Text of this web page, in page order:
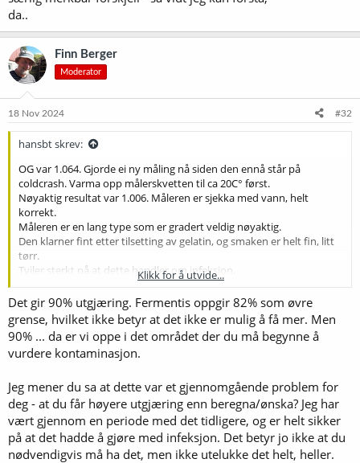
da..
Finn Berger
Moderator
18 Nov 2024 #32
hansbt skrev:
OG var 1.064. Gjorde ei ny måling nå siden den ennå står på
coldcrash. Varma opp målerskvetten til ca 20C° først.
Nøyaktig resultat var 1.006. Måleren er sjekka med vann, helt
korrekt.
Måleren er en lang type som er gradert veldig nøyaktig.
Den klarner fint etter tilsetting av gelatin, og smaken er helt fin, litt
tørr.
Tviler sterkt på at dette handler om infeksjon.
Det ble brukt 2 poser US05, så det skal være tilstrekkelig med gjær.
Speidelen er av den typen med sensoren skrudd i bånn litt til side
for midtstaven.
Forøvrig stopper jeg og rører i mesken ca hvert 10-15 minutter den
første timen.
Klikk for å utvide...
Det gir 90% utgjæring. Fermentis oppgir 82% som øvre
grense, hvilket ikke betyr at det ikke er mulig å få mer. Men
90% ... da er vi oppe i det området der du må begynne å
vurdere kontaminasjon.
Jeg mener du sa at dette var et gjennomgående problem for
deg - at du får høyere utgjæring enn beregna/ønska? Jeg har
vært gjennom en periode med det tidligere, og er helt sikker
på at det hadde å gjøre med infeksjon. Det betyr jo ikke at du
nødvendigvis må ha det, men ikke utelukke det helt, heller.